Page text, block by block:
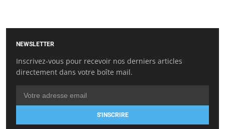
NEWSLETTER
Inscrivez-vous pour recevoir nos derniers articles
directement dans votre boîte mail.
S'INSCRIRE